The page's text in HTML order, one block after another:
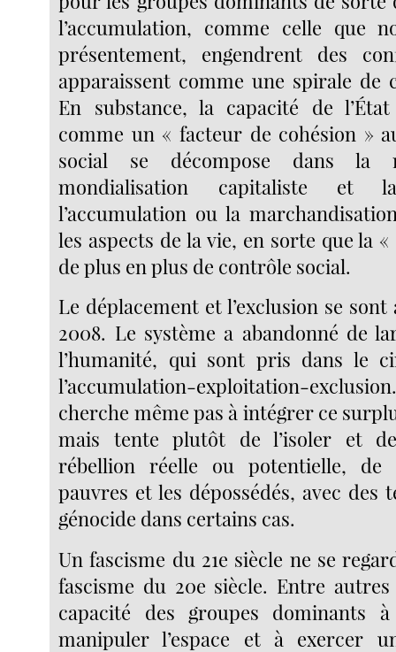
l’accumulation, comme celle que
présentement, engendrent des
apparaissent comme une spirale de
En substance, la capacité de
comme un « facteur de cohésion »
social se décompose dans la
mondialisation capitaliste et
l’accumulation ou la
les aspects de la vie, en sorte que la
de plus en plus de contrôle social.
Le déplacement et l’exclusion se
2008. Le système a abandonné de
l’humanité, qui sont pris dans le
l’accumulation-exploitation-
cherche même pas à intégrer ce
mais tente plutôt de l’isoler et
rébellion réelle ou potentielle, de
pauvres et les dépossédés, avec des
génocide dans certains cas.
Un fascisme du 21e siècle ne se
fascisme du 20e siècle. Entre
capacité des groupes dominants
manipuler l’espace et à exercer